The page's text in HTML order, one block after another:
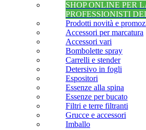
SHOP ONLINE PER
PROFESSIONISTI
Prodotti novità e
Accessori per marcatura
Accessori vari
Bombolette spray
Carrelli e stender
Detersivo in fogli
Espositori
Essenze alla spina
Essenze per bucato
Filtri e terre filtranti
Grucce e accessori
Imballo